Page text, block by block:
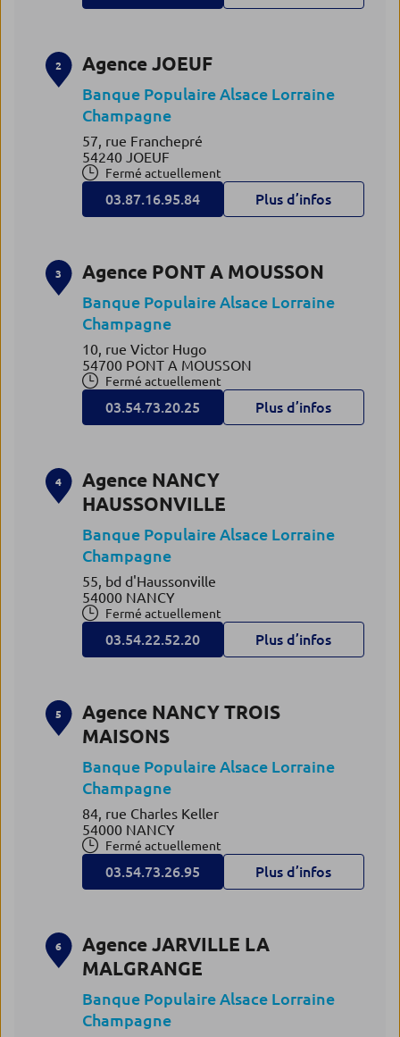
2 Agence JOEUF
Banque Populaire Alsace Lorraine
Champagne
57, rue Franchepré
54240 JOEUF
Fermé actuellement
03.87.16.95.84 Plus d’infos
3 Agence PONT A MOUSSON
Banque Populaire Alsace Lorraine
Champagne
10, rue Victor Hugo
54700 PONT A MOUSSON
Fermé actuellement
03.54.73.20.25 Plus d’infos
4
Agence NANCY
HAUSSONVILLE
Banque Populaire Alsace Lorraine
Champagne
55, bd d'Haussonville
54000 NANCY
Fermé actuellement
03.54.22.52.20 Plus d’infos
5
Agence NANCY TROIS
MAISONS
Banque Populaire Alsace Lorraine
Champagne
84, rue Charles Keller
54000 NANCY
Fermé actuellement
03.54.73.26.95 Plus d’infos
6
Agence JARVILLE LA
MALGRANGE
Banque Populaire Alsace Lorraine
Champagne